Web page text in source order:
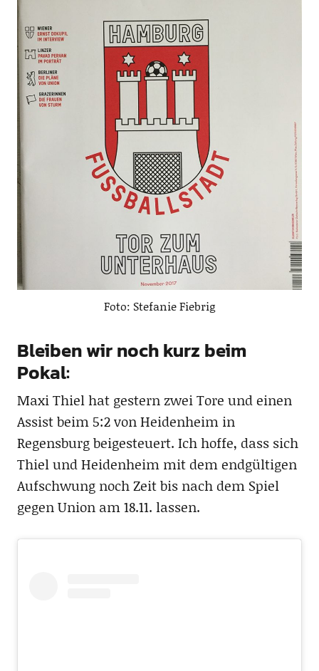
Foto: Stefanie Fiebrig
Bleiben wir noch kurz beim
Pokal:
Maxi Thiel hat gestern zwei Tore und einen
Assist beim 5:2 von Heidenheim in
Regensburg beigesteuert. Ich hoffe, dass sich
Thiel und Heidenheim mit dem endgültigen
Aufschwung noch Zeit bis nach dem Spiel
gegen Union am 18.11. lassen.